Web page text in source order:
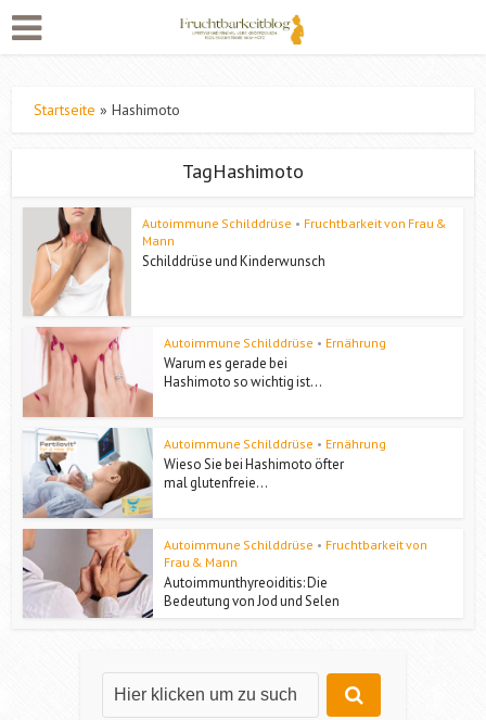
Startseite »Hashimoto
TagHashimoto
Autoimmune Schilddrüse • Fruchtbarkeit von Frau &
Mann
Schilddrüse und Kinderwunsch
Autoimmune Schilddrüse • Ernährung
Warum es gerade bei
Hashimoto so wichtig ist...
Autoimmune Schilddrüse • Ernährung
Wieso Sie bei Hashimoto öfter
mal glutenfreie...
Autoimmune Schilddrüse • Fruchtbarkeit von
Frau & Mann
Autoimmunthyreoiditis: Die
Bedeutung von Jod und Selen